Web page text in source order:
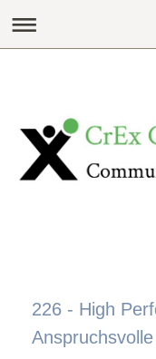
226 - High